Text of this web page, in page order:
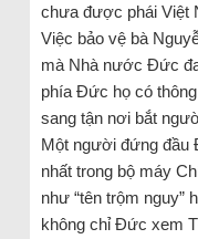
chưa được phái Việt
Việc bảo vệ bà
mà Nhà nước Đức
phía Đức họ có
sang tận nơi bắt
Một người đứng đầu
nhất trong bộ máy
như “tên trộm nguy”
không chỉ Đức xem